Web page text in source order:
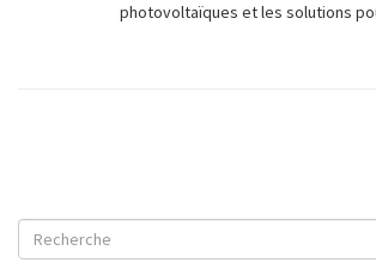
photovoltaïques et les solutions